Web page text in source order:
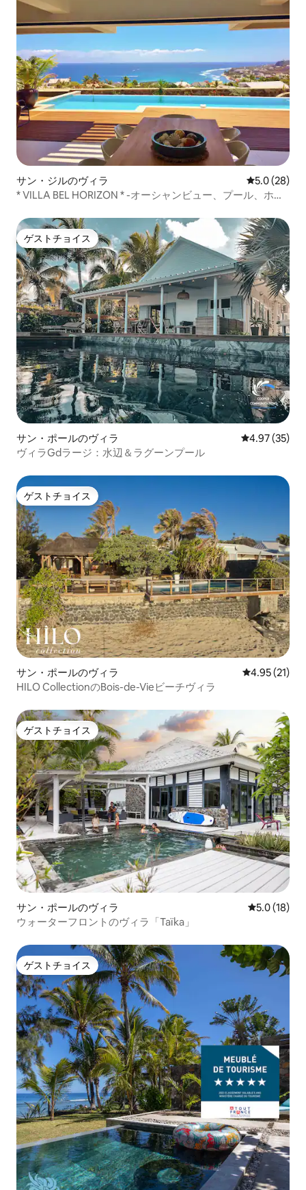
サン・ジルのヴィラ レビュー28
5.0 (28)
* VILLA BEL HORIZON * -オーシャンビュー、プール、ホッ
ゲストチョイス
ゲストチョイス
サン・ポールのヴィラ レビュー35
4.97 (35)
ヴィラGdラージ：水辺＆ラグーンプール
ゲストチョイス
ゲストチョイス
サン・ポールのヴィラ レビュー21
4.95 (21)
HILO CollectionのBois-de-Vieビーチヴィラ
ゲストチョイス
ゲストチョイス
サン・ポールのヴィラ レビュー18
5.0 (18)
ウォーターフロントのヴィラ「Taïka」
ゲストチョイス
ゲストチョイス